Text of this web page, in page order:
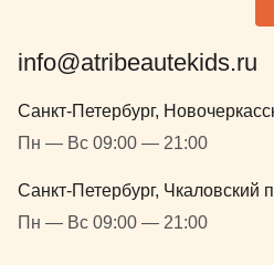
info@atribeautekids.ru
Санкт-Петербург,
Пн — Вс 09:00 — 21:00
Санкт-Петербург, Чкаловский
Пн — Вс 09:00 — 21:00